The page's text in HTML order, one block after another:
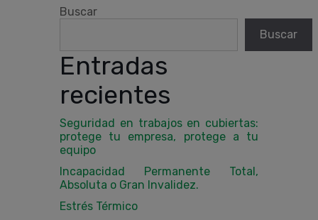
Buscar
Buscar
Entradas
recientes
Seguridad en trabajos en cubiertas:
protege tu empresa, protege a tu
equipo
Incapacidad Permanente Total,
Absoluta o Gran Invalidez.
Estrés Térmico